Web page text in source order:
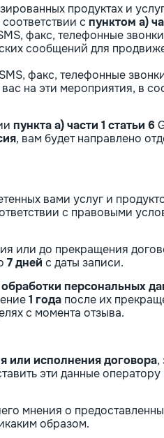
продуктах и
с пунктом a)
факс, телефонные
сообщений для
факс, телефонные
на эти мероприятия, в
пункта a) части 1 статьи 6
, вам будет направлено
вами услуг и
с правовыми
или до прекращения
7 дней с даты записи.
персональных
1 года после их
с момента отзыва.
или исполнения договора,
эти данные
мнения о
образом.